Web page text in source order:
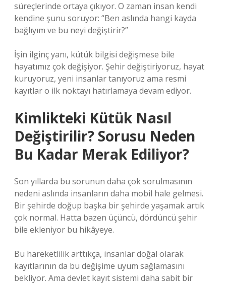
süreçlerinde ortaya çıkıyor. O zaman insan kendi
kendine şunu soruyor: “Ben aslında hangi kayda
bağlıyım ve bu neyi değiştirir?”
İşin ilginç yanı, kütük bilgisi değişmese bile
hayatımız çok değişiyor. Şehir değiştiriyoruz, hayat
kuruyoruz, yeni insanlar tanıyoruz ama resmi
kayıtlar o ilk noktayı hatırlamaya devam ediyor.
Kimlikteki Kütük Nasıl
Değiştirilir? Sorusu Neden
Bu Kadar Merak Ediliyor?
Son yıllarda bu sorunun daha çok sorulmasının
nedeni aslında insanların daha mobil hale gelmesi.
Bir şehirde doğup başka bir şehirde yaşamak artık
çok normal. Hatta bazen üçüncü, dördüncü şehir
bile ekleniyor bu hikâyeye.
Bu hareketlilik arttıkça, insanlar doğal olarak
kayıtlarının da bu değişime uyum sağlamasını
bekliyor. Ama devlet kayıt sistemi daha sabit bir